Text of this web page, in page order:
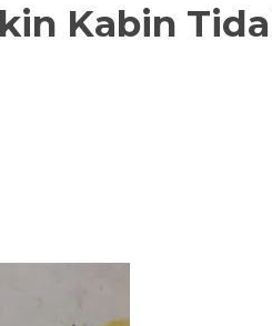
Kabin